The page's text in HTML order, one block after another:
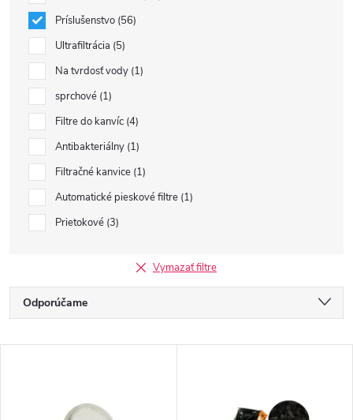
Príslušenstvo 56
Ultrafiltrácia 5
Na tvrdosť vody 1
sprchové 1
Filtre do kanvíc 4
Antibakteriálny 1
Filtračné kanvice 1
Automatické pieskové filtre 1
Prietokové 3
Vymazať filtre
R
a
Odporúčame